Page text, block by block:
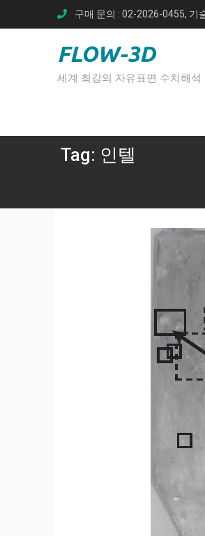
to
구매 문의 : 02-2026-0455, 기
FLOW-3D
세계 최강의 자유표면 수치해석
Tag: 인텔